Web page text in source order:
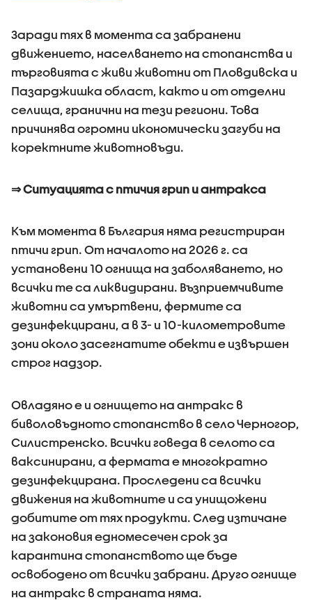
Заради тях в момента са забранени
движението, населването на стопанства и
търговията с живи животни от Пловдивска и
Пазарджишка област, както и от отделни
селища, гранични на тези региони. Това
причинява огромни икономически загуби на
коректните животновъди.
⇒ Ситуацията с птичия грип и антракса
Към момента в България няма регистриран
птичи грип. От началото на 2026 г. са
установени 10 огнища на заболяването, но
всички те са ликвидирани. Възприемчивите
животни са умъртвени, фермите са
дезинфекцирани, а в 3- и 10-километровите
зони около засегнатите обекти е извършен
строг надзор.
Овладяно е и огнището на антракс в
биволовъдното стопанство в село Черногор,
Силистренско. Всички говеда в селото са
ваксинирани, а фермата е многократно
дезинфекцирана. Проследени са всички
движения на животните и са унищожени
добитите от тях продукти. След изтичане
на законовия едномесечен срок за
карантина стопанството ще бъде
освободено от всички забрани. Друго огнище
на антракс в страната няма.